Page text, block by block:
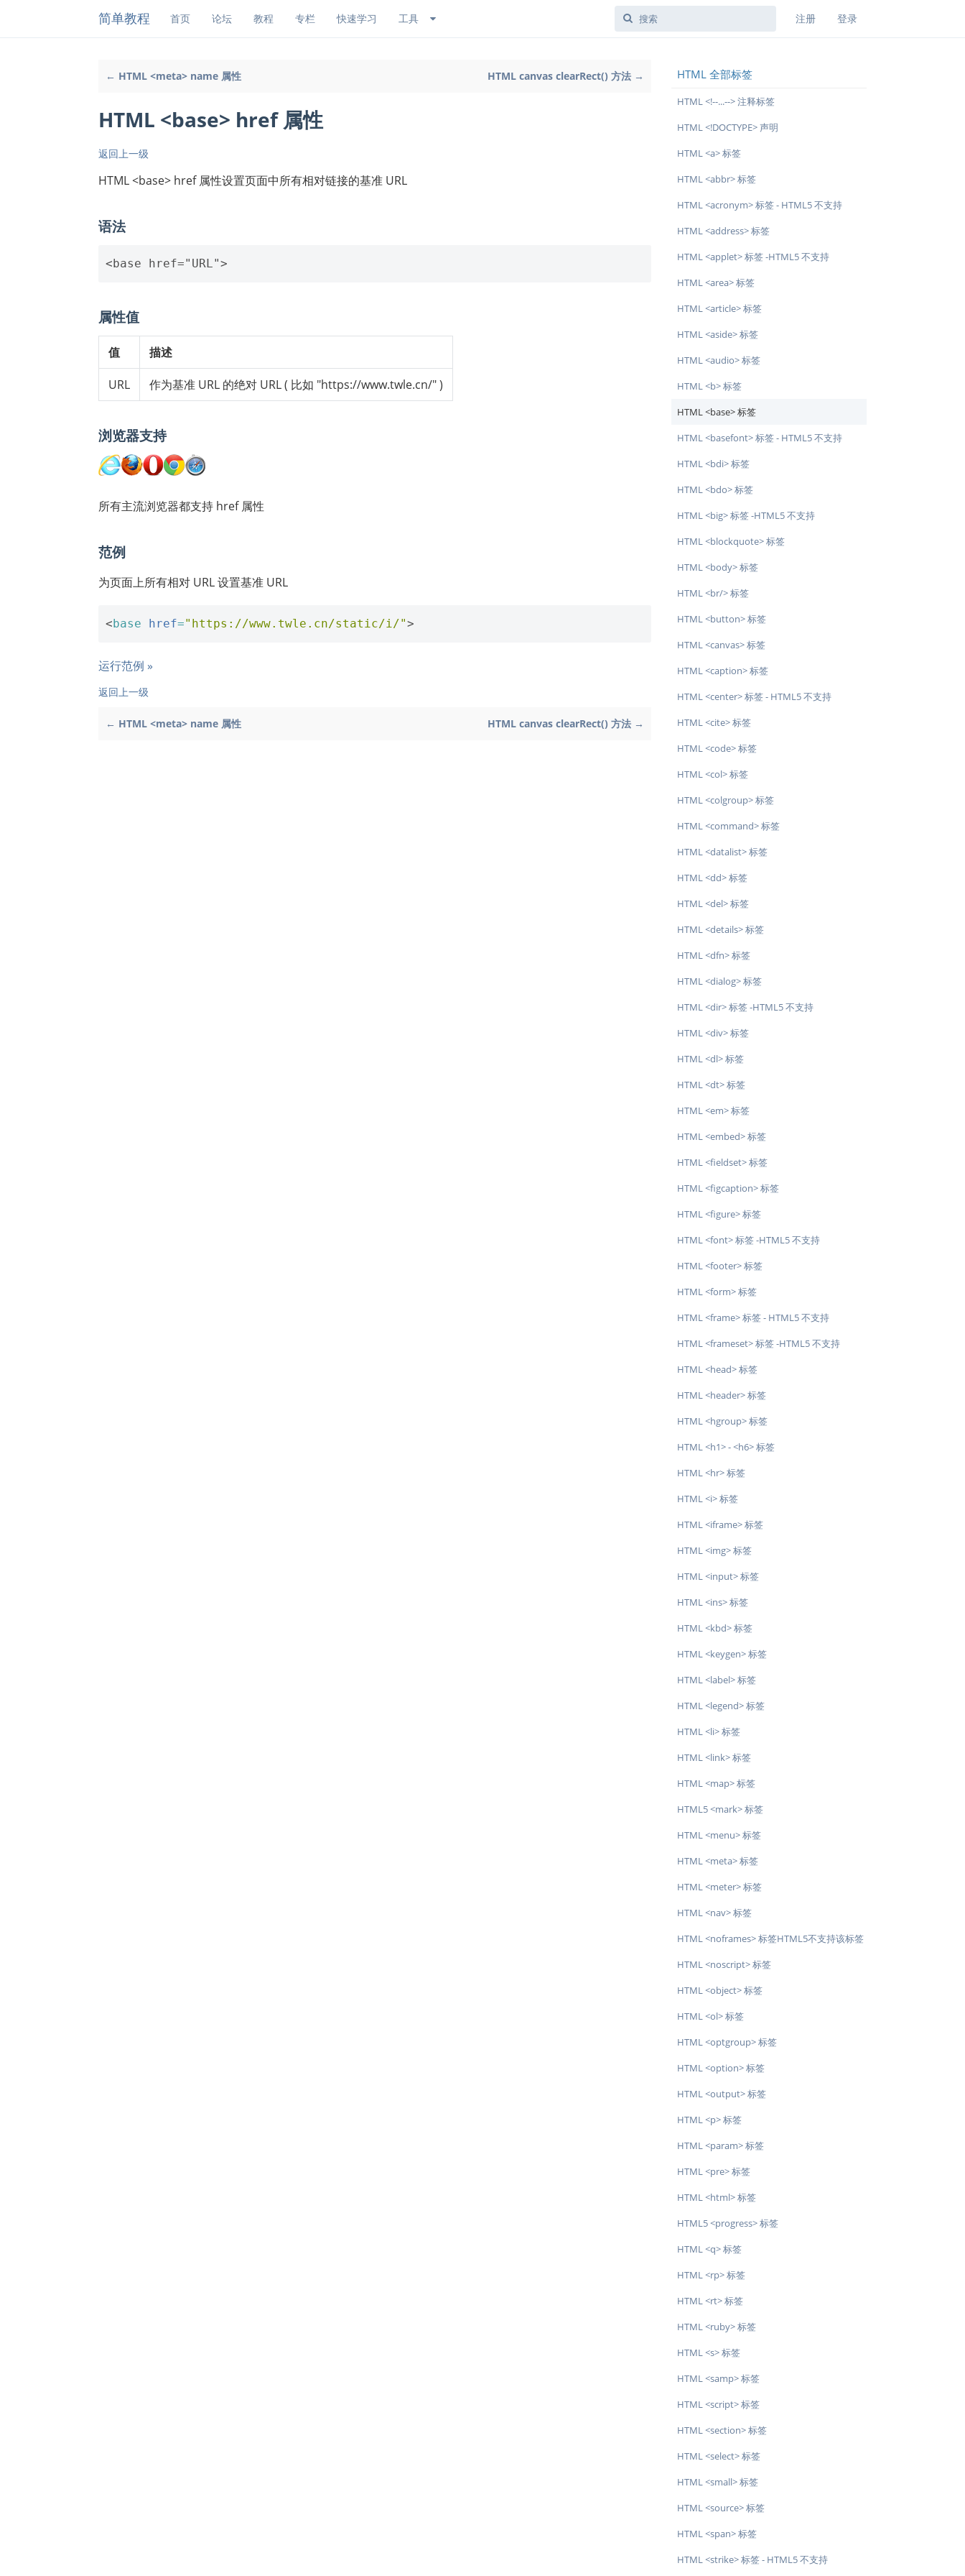
简单教程 首页 论坛 教程 专栏 快速学习 工具 注册 登录
← HTML <meta> name 属性 HTML canvas clearRect() 方法 →
HTML <base> href 属性
返回上一级
HTML <base> href 属性设置页面中所有相对链接的基准 URL
语法
属性值
值 描述
URL 作为基准 URL 的绝对 URL ( 比如 "https://www.twle.cn/" )
浏览器支持
所有主流浏览器都支持 href 属性
范例
为页面上所有相对 URL 设置基准 URL
<base href="https://www.twle.cn/static/i/">
运行范例 »
返回上一级
← HTML <meta> name 属性 HTML canvas clearRect() 方法 →
HTML 全部标签
HTML <!--...--> 注释标签
HTML <!DOCTYPE> 声明
HTML <a> 标签
HTML <abbr> 标签
HTML <acronym> 标签 - HTML5 不支持
HTML <address> 标签
HTML <applet> 标签 -HTML5 不支持
HTML <area> 标签
HTML <article> 标签
HTML <aside> 标签
HTML <audio> 标签
HTML <b> 标签
HTML <base> 标签
HTML <basefont> 标签 - HTML5 不支持
HTML <bdi> 标签
HTML <bdo> 标签
HTML <big> 标签 -HTML5 不支持
HTML <blockquote> 标签
HTML <body> 标签
HTML <br/> 标签
HTML <button> 标签
HTML <canvas> 标签
HTML <caption> 标签
HTML <center> 标签 - HTML5 不支持
HTML <cite> 标签
HTML <code> 标签
HTML <col> 标签
HTML <colgroup> 标签
HTML <command> 标签
HTML <datalist> 标签
HTML <dd> 标签
HTML <del> 标签
HTML <details> 标签
HTML <dfn> 标签
HTML <dialog> 标签
HTML <dir> 标签 -HTML5 不支持
HTML <div> 标签
HTML <dl> 标签
HTML <dt> 标签
HTML <em> 标签
HTML <embed> 标签
HTML <fieldset> 标签
HTML <figcaption> 标签
HTML <figure> 标签
HTML <font> 标签 -HTML5 不支持
HTML <footer> 标签
HTML <form> 标签
HTML <frame> 标签 - HTML5 不支持
HTML <frameset> 标签 -HTML5 不支持
HTML <head> 标签
HTML <header> 标签
HTML <hgroup> 标签
HTML <h1> - <h6> 标签
HTML <hr> 标签
HTML <i> 标签
HTML <iframe> 标签
HTML <img> 标签
HTML <input> 标签
HTML <ins> 标签
HTML <kbd> 标签
HTML <keygen> 标签
HTML <label> 标签
HTML <legend> 标签
HTML <li> 标签
HTML <link> 标签
HTML <map> 标签
HTML5 <mark> 标签
HTML <menu> 标签
HTML <meta> 标签
HTML <meter> 标签
HTML <nav> 标签
HTML <noframes> 标签HTML5不支持该标签
HTML <noscript> 标签
HTML <object> 标签
HTML <ol> 标签
HTML <optgroup> 标签
HTML <option> 标签
HTML <output> 标签
HTML <p> 标签
HTML <param> 标签
HTML <pre> 标签
HTML <html> 标签
HTML5 <progress> 标签
HTML <q> 标签
HTML <rp> 标签
HTML <rt> 标签
HTML <ruby> 标签
HTML <s> 标签
HTML <samp> 标签
HTML <script> 标签
HTML <section> 标签
HTML <select> 标签
HTML <small> 标签
HTML <source> 标签
HTML <span> 标签
HTML <strike> 标签 - HTML5 不支持